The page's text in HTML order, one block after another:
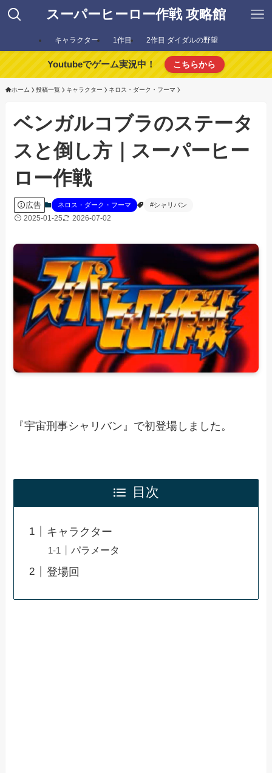
スーパーヒーロー作戦 攻略館
キャラクター 1作目 2作目 ダイダルの野望
Youtubeでゲーム実況中！ こちらから
ホーム 投稿一覧 キャラクター ネロス・ダーク・フーマ
ベンガルコブラのステータ
スと倒し方｜スーパーヒー
ロー作戦
広告 ネロス・ダーク・フーマ #シャリバン
2025-01-25 2026-07-02
『宇宙刑事シャリバン』で初登場しました。
目次
キャラクター
パラメータ
登場回